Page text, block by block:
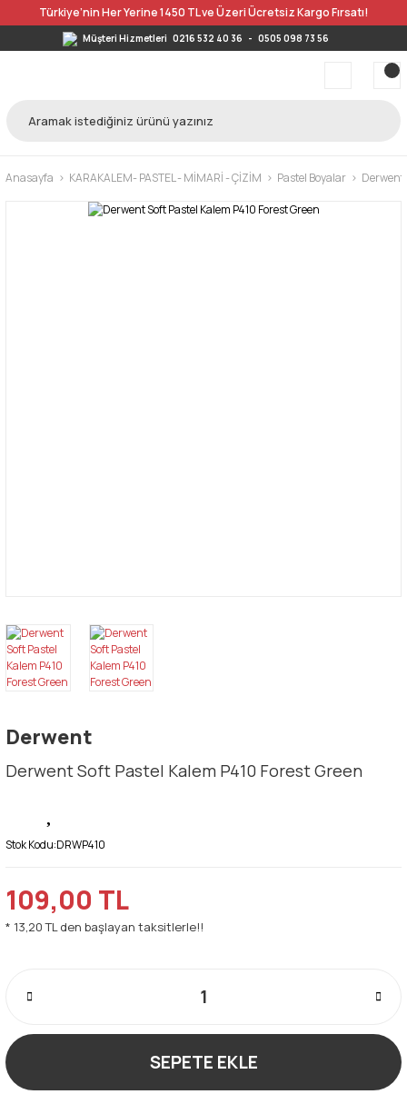
Türkiye’nin Her Yerine 1450 TL ve Üzeri Ücretsiz Kargo Fırsatı!
Müşteri Hizmetleri 0216 532 40 36 - 0505 098 73 56
Anasayfa KARAKALEM- PASTEL - MİMARİ - ÇİZİM Pastel Boyalar Derwent
Derwent
Derwent Soft Pastel Kalem P410 Forest Green
Stok Kodu:DRWP410
109,00 TL
* 13,20 TL den başlayan taksitlerle!!
SEPETE EKLE